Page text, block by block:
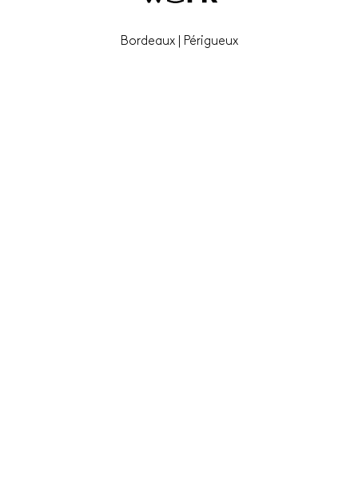
Bordeaux | Périgueux